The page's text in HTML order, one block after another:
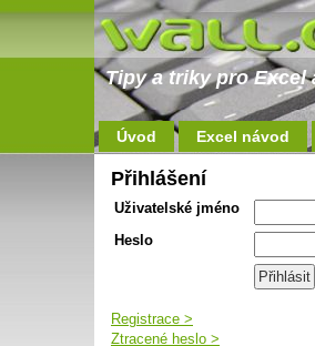
Tipy a triky pro Excel
Úvod Excel návod
Přihlášení
Uživatelské jméno
Heslo
Registrace >
Ztracené heslo >